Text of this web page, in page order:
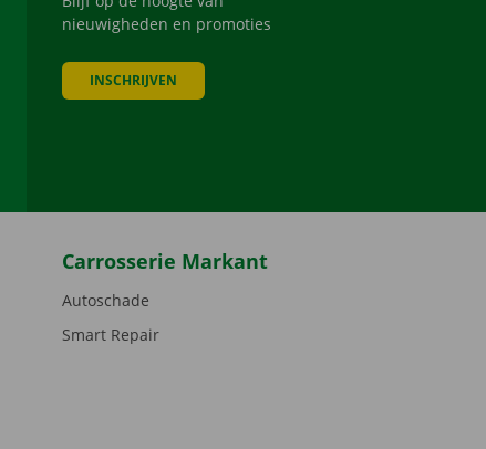
nieuwigheden en promoties
INSCHRIJVEN
Carrosserie Markant
Autoschade
Smart Repair